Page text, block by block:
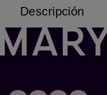
Descripción